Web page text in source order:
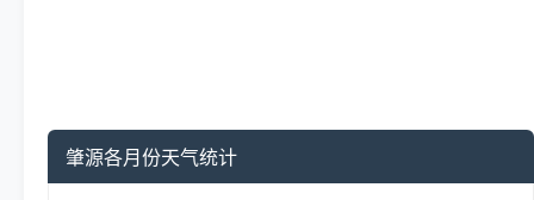
肇源各月份天气统计